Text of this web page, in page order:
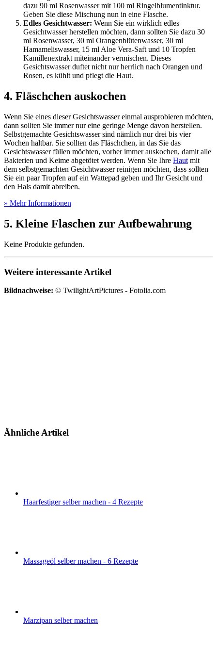
dazu 90 ml Rosenwasser mit 100 ml Ringelblumentinktur.
Geben Sie diese Mischung nun in eine Flasche.
Edles Gesichtwasser: Wenn Sie ein wirklich edles
Gesichtwasser herstellen möchten, dann sollten Sie dazu 30
ml Rosenwasser, 30 ml Orangenblütenwasser, 30 ml
Hamameliswasser, 15 ml Aloe Vera-Saft und 10 Tropfen
Kamillenextrakt miteinander vermischen. Dieses
Gesichtswasser duftet nicht nur herrlich nach Orangen und
Rosen, es kühlt und pflegt die Haut.
4. Fläschchen auskochen
Wenn Sie eines dieser Gesichtswasser einmal ausprobieren möchten,
dann sollten Sie immer nur eine geringe Menge davon herstellen.
Selbstgemachte Gesichtswasser sind nämlich nur drei bis vier
Wochen haltbar. Sie sollten das Fläschchen, in das Sie das
Gesichtswasser füllen möchten, vorher immer auskochen, damit alle
Bakterien und Keime abgetötet werden. Wenn Sie Ihre Haut mit
dem selbstgemachten Gesichtwasser reinigen möchten, dass sollten
Sie ein paar Tropfen auf ein Wattepad geben und Ihr Gesicht und
den Hals damit abreiben.
» Mehr Informationen
5. Kleine Flaschen zur Aufbewahrung
Keine Produkte gefunden.
Weitere interessante Artikel
Bildnachweise: © TwilightArtPictures - Fotolia.com
Ähnliche Artikel
Haarfestiger selber machen - 4 Rezepte
Massageöl selber machen - 6 Rezepte
Marzipan selber machen